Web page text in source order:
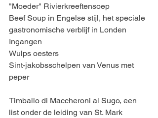
"Moeder" Rivierkreeftensoep
Beef Soup in Engelse stijl, het speciale
gastronomische verblijf in Londen
Ingangen
Wulps oesters
Sint-jakobsschelpen van Venus met
peper
Timballo di Maccheroni al Sugo, een
list onder de leiding van St. Mark